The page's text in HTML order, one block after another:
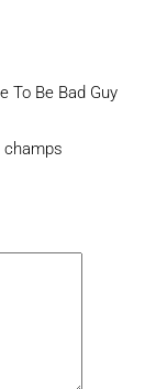
To Be Bad Guy
champs